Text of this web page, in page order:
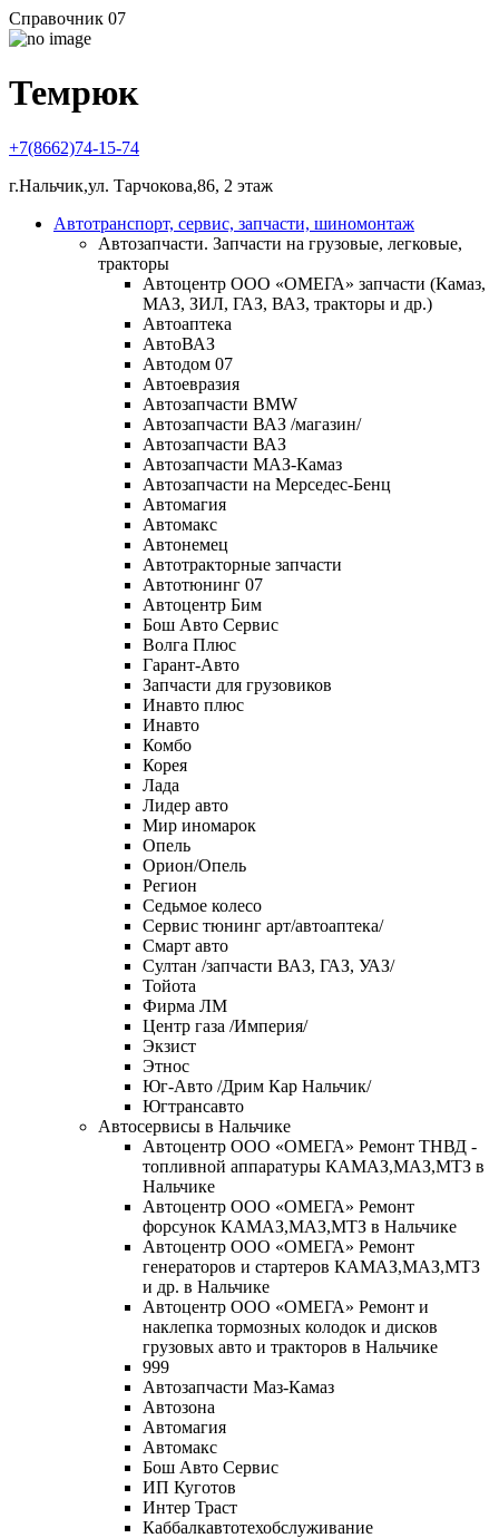
Справочник 07
Темрюк
+7(8662)74-15-74
г.Нальчик,ул. Тарчокова,86, 2 этаж
Автотранспорт, сервис, запчасти, шиномонтаж
Автозапчасти. Запчасти на грузовые, легковые,
тракторы
Автоцентр ООО «ОМЕГА» запчасти (Камаз,
МАЗ, ЗИЛ, ГАЗ, ВАЗ, тракторы и др.)
Автоаптека
АвтоВАЗ
Автодом 07
Автоевразия
Автозапчасти BMW
Автозапчасти ВАЗ /магазин/
Автозапчасти ВАЗ
Автозапчасти МАЗ-Камаз
Автозапчасти на Мерседес-Бенц
Автомагия
Автомакс
Автонемец
Автотракторные запчасти
Автотюнинг 07
Автоцентр Бим
Бош Авто Сервис
Волга Плюс
Гарант-Авто
Запчасти для грузовиков
Инавто плюс
Инавто
Комбо
Корея
Лада
Лидер авто
Мир иномарок
Опель
Орион/Опель
Регион
Седьмое колесо
Сервис тюнинг арт/автоаптека/
Смарт авто
Султан /запчасти ВАЗ, ГАЗ, УАЗ/
Тойота
Фирма ЛМ
Центр газа /Империя/
Экзист
Этнос
Юг-Авто /Дрим Кар Нальчик/
Югтрансавто
Автосервисы в Нальчике
Автоцентр ООО «ОМЕГА» Ремонт ТНВД -
топливной аппаратуры КАМАЗ,МАЗ,МТЗ в
Нальчике
Автоцентр ООО «ОМЕГА» Ремонт
форсунок КАМАЗ,МАЗ,МТЗ в Нальчике
Автоцентр ООО «ОМЕГА» Ремонт
генераторов и стартеров КАМАЗ,МАЗ,МТЗ
и др. в Нальчике
Автоцентр ООО «ОМЕГА» Ремонт и
наклепка тормозных колодок и дисков
грузовых авто и тракторов в Нальчике
999
Автозапчасти Маз-Камаз
Автозона
Автомагия
Автомакс
Бош Авто Сервис
ИП Куготов
Интер Траст
Каббалкавтотехобслуживание